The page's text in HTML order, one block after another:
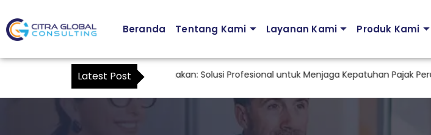
Beranda Tentang Kami Layanan Kami Produk Kami
Latest Post
Jasa Pendampingan Perpajakan: Solusi Profesional untuk Menjaga Kepatuhan Pajak